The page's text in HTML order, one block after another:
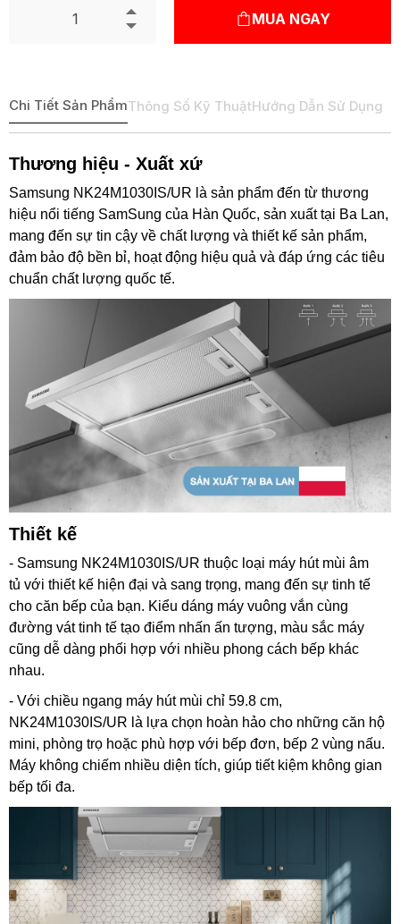
MUA NGAY
Chi Tiết Sản PhẩmThông Số Kỹ ThuậtHướng Dẫn Sử Dụng
Thương hiệu - Xuất xứ
Samsung NK24M1030IS/UR là sản phẩm đến từ thương
hiệu nổi tiếng SamSung của Hàn Quốc, sản xuất tại Ba Lan,
mang đến sự tin cậy về chất lượng và thiết kế sản phẩm,
đảm bảo độ bền bỉ, hoạt động hiệu quả và đáp ứng các tiêu
chuẩn chất lượng quốc tế.
Thiết kế
- Samsung NK24M1030IS/UR thuộc loại máy hút mùi âm
tủ với thiết kế hiện đại và sang trọng, mang đến sự tinh tế
cho căn bếp của bạn. Kiểu dáng máy vuông vắn cùng
đường vát tinh tế tạo điểm nhấn ấn tượng, màu sắc máy
cũng dễ dàng phối hợp với nhiều phong cách bếp khác
nhau.
- Với chiều ngang máy hút mùi chỉ 59.8 cm,
NK24M1030IS/UR là lựa chọn hoàn hảo cho những căn hộ
mini, phòng trọ hoặc phù hợp với bếp đơn, bếp 2 vùng nấu.
Máy không chiếm nhiều diện tích, giúp tiết kiệm không gian
bếp tối đa.